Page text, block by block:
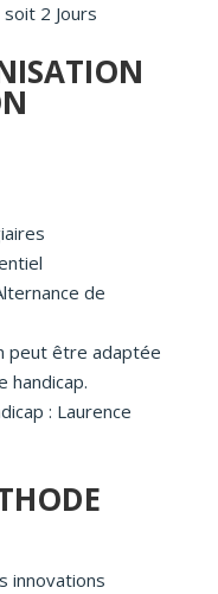
2 Jours
de
peut être adaptée
handicap.
: Laurence
innovations